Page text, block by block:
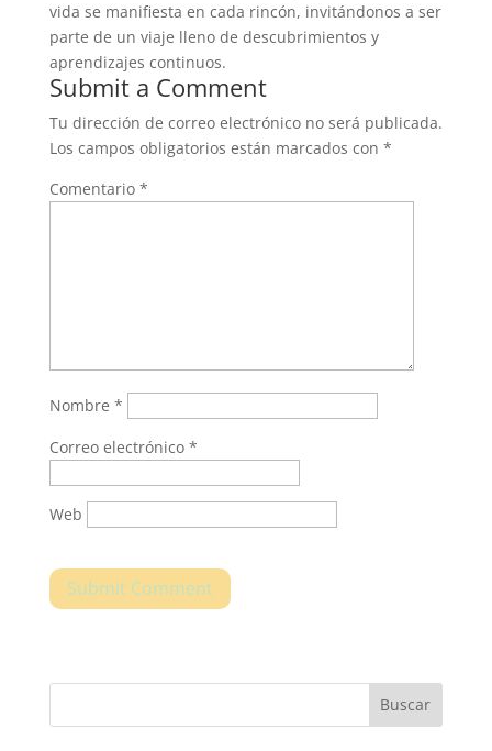
vida se manifiesta en cada rincón, invitándonos a ser
parte de un viaje lleno de descubrimientos y
aprendizajes continuos.
Submit a Comment
Tu dirección de correo electrónico no será publicada.
Los campos obligatorios están marcados con *
Comentario *
Nombre *
Correo electrónico *
Web
Buscar